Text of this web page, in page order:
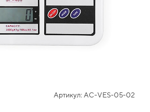
Артикул: AC-VES-05-02